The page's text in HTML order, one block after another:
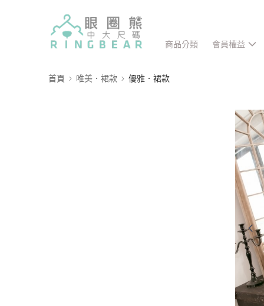
商品分類 會員權益
首頁 唯美．裙款 優雅．裙款